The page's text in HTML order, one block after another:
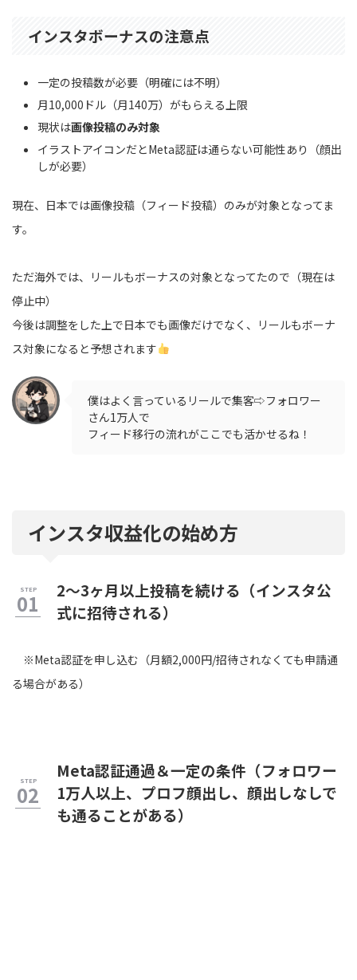
インスタボーナスの注意点
一定の投稿数が必要（明確には不明）
月10,000ドル（月140万）がもらえる上限
現状は画像投稿のみ対象
イラストアイコンだとMeta認証は通らない可能性あり（顔出
しが必要）
現在、日本では画像投稿（フィード投稿）のみが対象となってま
す。
ただ海外では、リールもボーナスの対象となってたので（現在は
停止中）
今後は調整をした上で日本でも画像だけでなく、リールもボーナ
ス対象になると予想されます
僕はよく言っているリールで集客⇨フォロワー
さん1万人で
フィード移行の流れがここでも活かせるね！
インスタ収益化の始め方
2〜3ヶ月以上投稿を続ける（インスタ公
式に招待される）
※Meta認証を申し込む（月額2,000円/招待されなくても申請通
る場合がある）
Meta認証通過＆一定の条件（フォロワー
1万人以上、プロフ顔出し、顔出しなしで
も通ることがある）